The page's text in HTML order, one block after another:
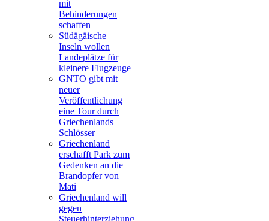
mit
Behinderungen
schaffen
Südägäische
Inseln wollen
Landeplätze für
kleinere Flugzeuge
GNTO gibt mit
neuer
Veröffentlichung
eine Tour durch
Griechenlands
Schlösser
Griechenland
erschafft Park zum
Gedenken an die
Brandopfer von
Mati
Griechenland will
gegen
Steuerhinterziehung